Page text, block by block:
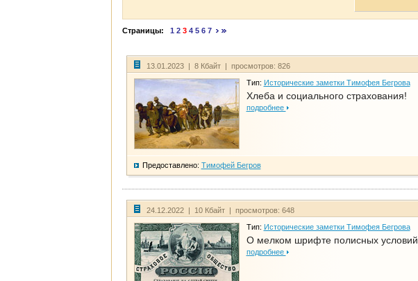
Страницы: 1 2 3 4 5 6 7
13.01.2023 | 8 Кбайт | просмотров: 826
Тип: Исторические заметки Тимофея Бегрова
Хлеба и социального страхования!
подробнее
Предоставлено: Тимофей Бегров
24.12.2022 | 10 Кбайт | просмотров: 648
Тип: Исторические заметки Тимофея Бегрова
О мелком шрифте полисных условий
подробнее